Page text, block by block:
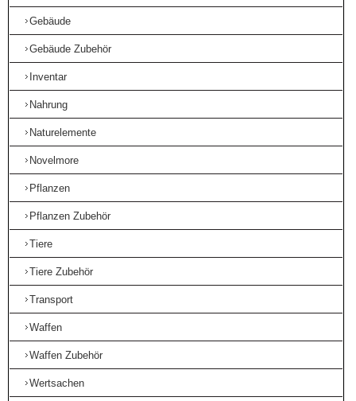
Gebäude
Gebäude Zubehör
Inventar
Nahrung
Naturelemente
Novelmore
Pflanzen
Pflanzen Zubehör
Tiere
Tiere Zubehör
Transport
Waffen
Waffen Zubehör
Wertsachen